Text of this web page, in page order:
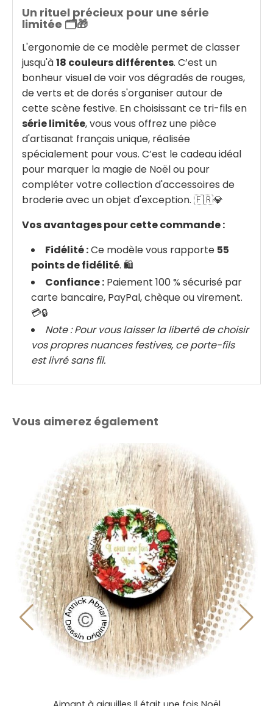
Un rituel précieux pour une série
limitée 🗂️🎁
L'ergonomie de ce modèle permet de classer
jusqu'à18 couleurs différentes. C’est un
bonheur visuel de voir vos dégradés de rouges,
de verts et de dorés s'organiser autour de
cette scène festive. En choisissant ce tri-fils en
série limitée, vous vous offrez une pièce
d'artisanat français unique, réalisée
spécialement pour vous. C’est le cadeau idéal
pour marquer la magie de Noël ou pour
compléter votre collection d'accessoires de
broderie avec un objet d'exception. 🇫🇷💎
Vos avantages pour cette commande :
Fidélité :Ce modèle vous rapporte 55
points de fidélité. 🛍️
Confiance : Paiement 100 % sécurisé par
carte bancaire, PayPal, chèque ou virement.
💳🔒
Note : Pour vous laisser la liberté de choisir
vos propres nuances festives, ce porte-fils
est livré sans fil.
Vous aimerez également
Mug Il était une fois Noël